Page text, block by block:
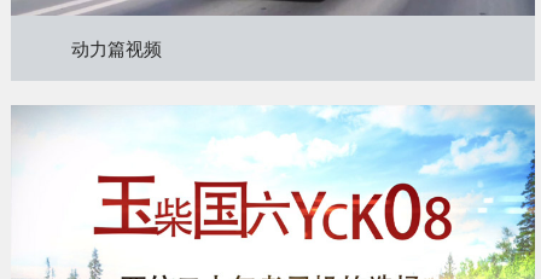
获取更多帮助
联系我们
订购咨询
销售服务热线：
0775-3220350
24小时售后服务热线：
+86 95098
+86 95098
动力篇视频